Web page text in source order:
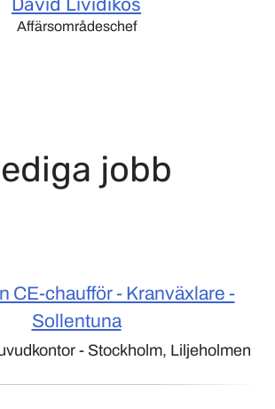
Affärsområdeschef
jobb
CE-chaufför - Kranväxlare -
Sollentuna
- Stockholm, Liljeholmen